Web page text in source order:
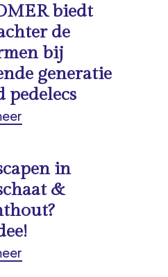
biedt
de
bij
generatie
pedelecs
in
&